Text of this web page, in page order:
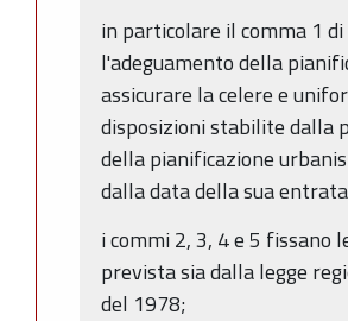
in particolare il comma 1
l'adeguamento della
assicurare la celere e
disposizioni stabilite dalla
della pianificazione
dalla data della sua entrata
i commi 2, 3, 4 e 5
prevista sia dalla legge
del 1978;